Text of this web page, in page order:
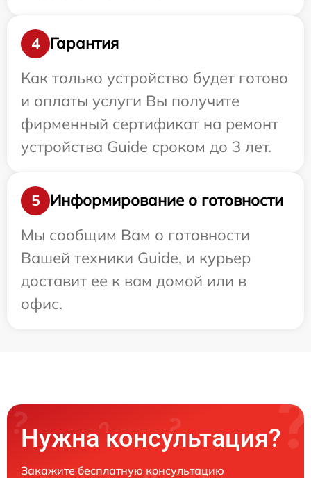
4
Гарантия
Как только устройство будет готово
и оплаты услуги Вы получите
фирменный сертификат на ремонт
устройства Guide сроком до 3 лет.
5
Информирование о готовности
Мы сообщим Вам о готовности
Вашей техники Guide, и курьер
доставит ее к вам домой или в
офис.
Нужна консультация?
Закажите бесплатную консультацию